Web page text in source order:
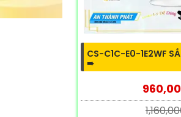
CS-C1C-E0-1E2WF
➠